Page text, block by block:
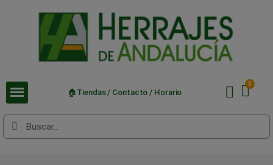
🏠Tiendas / Contacto / Horario